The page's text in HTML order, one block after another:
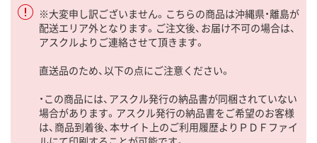
※大変申し訳ございません。こちらの商品は沖縄県・離島が
配送エリア外となります。ご注文後、お届け不可の場合は、
アスクルよりご連絡させて頂きます。
直送品のため、以下の点にご注意ください。
・この商品には、アスクル発行の納品書が同梱されていない
場合があります。アスクル発行の納品書をご希望のお客様
は、商品到着後、本サイト上のご利用履歴よりＰＤＦファイ